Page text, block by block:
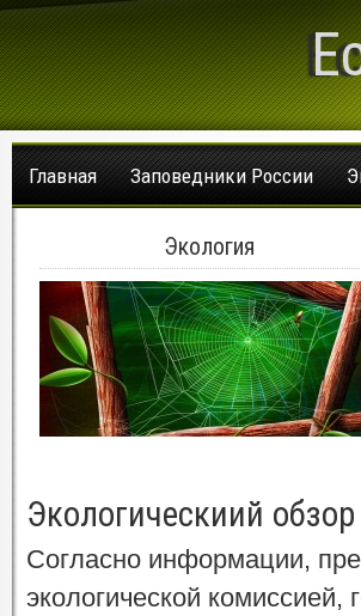
Главная Заповедники России
Экология
Экологическиий
Согласно информации,
экологической